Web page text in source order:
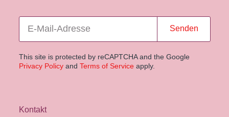
Senden
This site is protected by reCAPTCHA and the Google
Privacy Policyand Terms of Service apply.
Kontakt